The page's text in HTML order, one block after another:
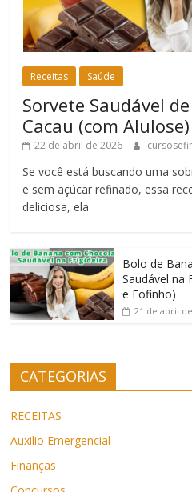
Receitas Saúde
Sorvete Saudável
Cacau (com Alulose)
22 de abril de 2026
Se você está buscando uma
e sem açúcar refinado, essa
deliciosa, ela
Bolo de
Saudável na
e Fofinho)
21 de abril
CATEGORIAS
RECEITAS
Auxilio Emergencial
Finanças